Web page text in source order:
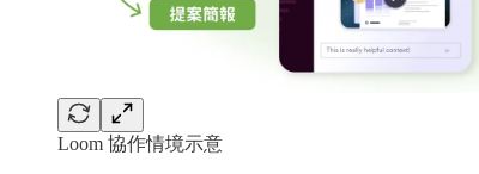
Loom 協作情境示意